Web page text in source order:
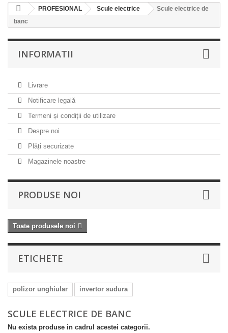
PROFESIONAL Scule electrice
Scule electrice de
banc
INFORMATII
Livrare
Notificare legală
Termeni și condiții de utilizare
Despre noi
Plăți securizate
Magazinele noastre
PRODUSE NOI
Toate produsele noi
ETICHETE
polizor unghiular invertor sudura
SCULE ELECTRICE DE BANC
Nu exista produse in cadrul acestei categorii.